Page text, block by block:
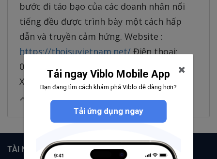
bước đi táo bạo của các doanh nhân nổi
tiếng đều được trình bày một cách hấp
dẫn và truyền cảm hứng. Website :
https://thoisuvietnam.net/Điện thoại:
0965939983 Địa chỉ: 25 P. Trịnh Văn Bô,
Xuân Phương, Nam Từ Liêm, Hà Nội
Trả lời Chia sẻ
TÀI NGUYÊN
Tải ngay Viblo Mobile App
Bạn đang tìm cách khám phá Viblo dễ dàng hơn?
Tải ứng dụng ngay